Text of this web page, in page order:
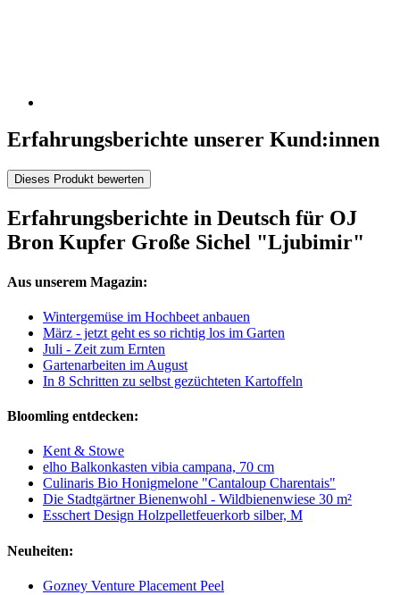
Erfahrungsberichte unserer Kund:innen
Dieses Produkt bewerten
Erfahrungsberichte in Deutsch für OJ
Bron Kupfer Große Sichel "Ljubimir"
Aus unserem Magazin:
Wintergemüse im Hochbeet anbauen
März - jetzt geht es so richtig los im Garten
Juli - Zeit zum Ernten
Gartenarbeiten im August
In 8 Schritten zu selbst gezüchteten Kartoffeln
Bloomling entdecken:
Kent & Stowe
elho Balkonkasten vibia campana, 70 cm
Culinaris Bio Honigmelone "Cantaloup Charentais"
Die Stadtgärtner Bienenwohl - Wildbienenwiese 30 m²
Esschert Design Holzpelletfeuerkorb silber, M
Neuheiten:
Gozney Venture Placement Peel